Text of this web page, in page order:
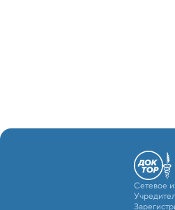
Сетевое